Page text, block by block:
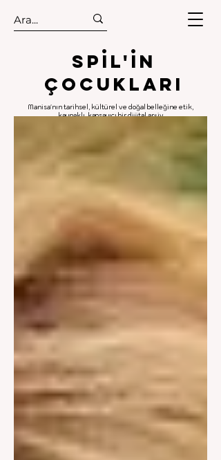
.
.
Spıl'in
Çocukları
Manisa'nın tarihsel, kültürel ve doğal belleğine etik,
kaynaklı, kapsayıcı bir dijital arşiv